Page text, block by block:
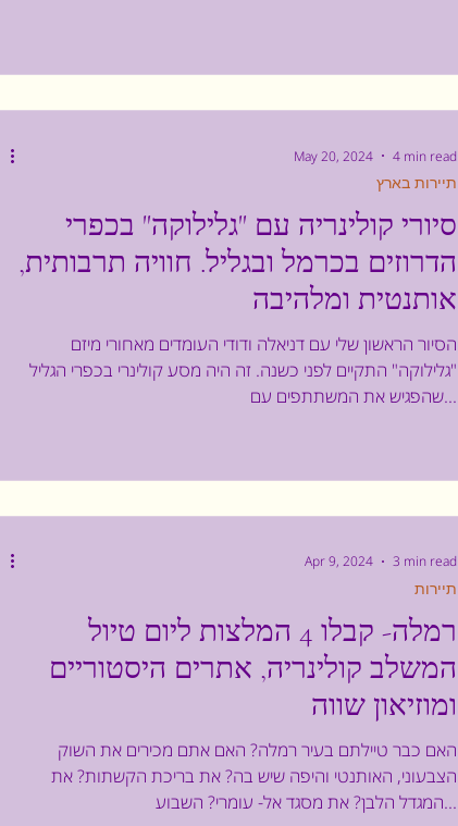
סיורי קולינריה עם "גלילוקה" בכפרי
הדרוזים בכרמל ובגליל. חוויה תרבותית,
אותנטית ומלהיבה
הסיור הראשון שלי עם דניאלה ודודי העומדים מאחורי מיזם
"גלילוקה" התקיים לפני כשנה. זה היה מסע קולינרי בכפרי הגליל
שהפגיש את המשתתפים עם...
תיירות בארץ
May 20, 2024 4 min read
רמלה- קבלו 4 המלצות ליום טיול
המשלב קולינריה, אתרים היסטוריים
ומוזיאון שווה
האם כבר טיילתם בעיר רמלה? האם אתם מכירים את השוק
הצבעוני, האותנטי והיפה שיש בה? את בריכת הקשתות? את
המגדל הלבן? את מסגד אל- עומרי? השבוע...
תיירות
Apr 9, 2024 3 min read